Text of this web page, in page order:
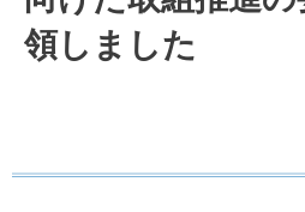
領しました